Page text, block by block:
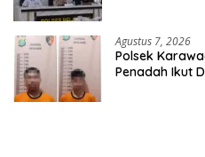
Agustus 7, 2026
Polsek
Penadah Ikut